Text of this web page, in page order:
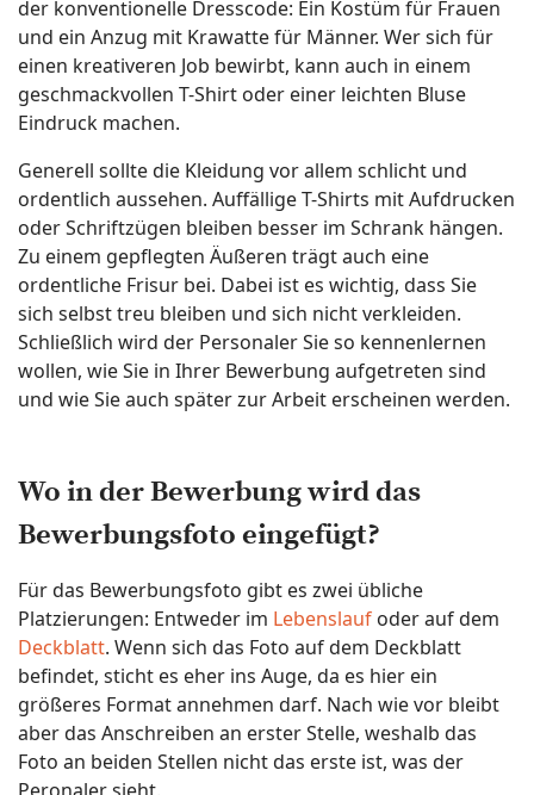
der konventionelle Dresscode: Ein Kostüm für Frauen
und ein Anzug mit Krawatte für Männer. Wer sich für
einen kreativeren Job bewirbt, kann auch in einem
geschmackvollen T-Shirt oder einer leichten Bluse
Eindruck machen.
Generell sollte die Kleidung vor allem schlicht und
ordentlich aussehen. Auffällige T-Shirts mit Aufdrucken
oder Schriftzügen bleiben besser im Schrank hängen.
Zu einem gepflegten Äußeren trägt auch eine
ordentliche Frisur bei. Dabei ist es wichtig, dass Sie
sich selbst treu bleiben und sich nicht verkleiden.
Schließlich wird der Personaler Sie so kennenlernen
wollen, wie Sie in Ihrer Bewerbung aufgetreten sind
und wie Sie auch später zur Arbeit erscheinen werden.
Wo in der Bewerbung wird das
Bewerbungsfoto eingefügt?
Für das Bewerbungsfoto gibt es zwei übliche
Platzierungen: Entweder im Lebenslauf oder auf dem
Deckblatt. Wenn sich das Foto auf dem Deckblatt
befindet, sticht es eher ins Auge, da es hier ein
größeres Format annehmen darf. Nach wie vor bleibt
aber das Anschreiben an erster Stelle, weshalb das
Foto an beiden Stellen nicht das erste ist, was der